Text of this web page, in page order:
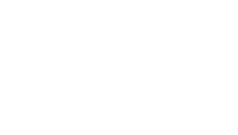
修理または交換は、修理ま